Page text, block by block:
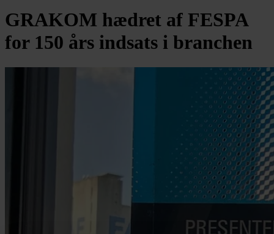
GRAKOM hædret af FESPA
for 150 års indsats i branchen